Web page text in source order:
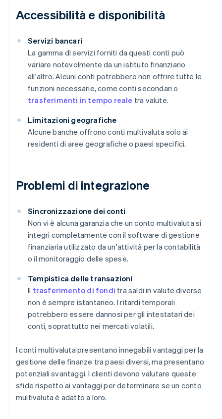
Accessibilità e disponibilità
Servizi bancari
La gamma di servizi forniti da questi conti può
variare notevolmente da un istituto finanziario
all'altro. Alcuni conti potrebbero non offrire tutte le
funzioni necessarie, come conti secondari o
trasferimenti in tempo reale tra valute.
Limitazioni geografiche
Alcune banche offrono conti multivaluta solo ai
residenti di aree geografiche o paesi specifici.
Problemi di integrazione
Sincronizzazione dei conti
Non vi è alcuna garanzia che un conto multivaluta si
integri completamente con il software di gestione
finanziaria utilizzato da un'attività per la contabilità
o il monitoraggio delle spese.
Tempistica delle transazioni
Il trasferimento di fondi tra saldi in valute diverse
non è sempre istantaneo. I ritardi temporali
potrebbero essere dannosi per gli intestatari dei
conti, soprattutto nei mercati volatili.
I conti multivaluta presentano innegabili vantaggi per la
gestione delle finanze tra paesi diversi, ma presentano
potenziali svantaggi. I clienti devono valutare queste
sfide rispetto ai vantaggi per determinare se un conto
multivaluta è adatto a loro.